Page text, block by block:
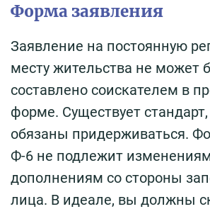
Форма заявления
Заявление на постоянную
месту жительства не может
составлено соискателем в
форме. Существует стандарт,
обязаны придерживаться.
Ф-6 не подлежит
дополнениям со стороны
лица. В идеале, вы должны